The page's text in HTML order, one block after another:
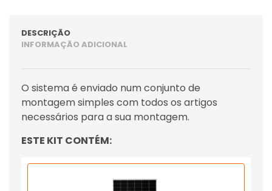
DESCRIÇÃO
INFORMAÇÃO ADICIONAL
O sistema é enviado num conjunto de
montagem simples com todos os artigos
necessários para a sua montagem.
ESTE KIT CONTÉM: